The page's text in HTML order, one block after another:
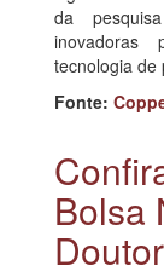
da
inovadoras
tecnologia de
Fonte:
Bolsa